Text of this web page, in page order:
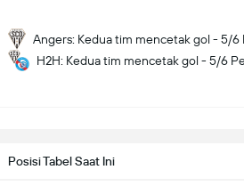
Angers: Kedua tim mencetak gol - 5/6
H2H: Kedua tim mencetak gol - 5/6
Posisi Tabel Saat Ini